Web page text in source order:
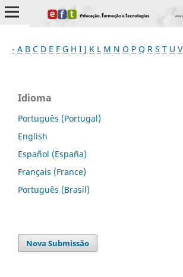
- A B C D E F G H I J K L M N O P Q R S T U V
Idioma
Português (Portugal)
English
Español (España)
Français (France)
Português (Brasil)
Nova Submissão